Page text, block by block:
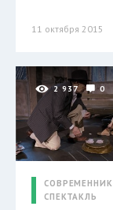
11 октября 2015
2 937 0
СОВРЕМЕННИК
СПЕКТАКЛЬ